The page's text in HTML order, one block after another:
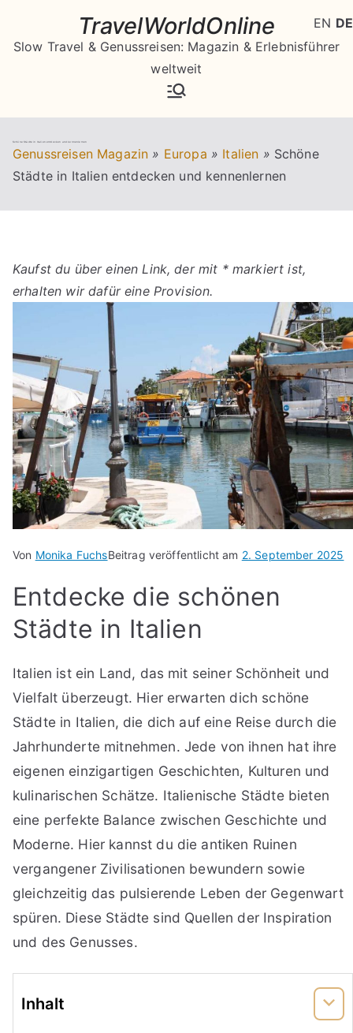
springen
TravelWorldOnline
Slow Travel & Genussreisen: Magazin & Erlebnisführer
weltweit
Schöne Städte in Italien entdecken und kennenlernen
Genussreisen Magazin » Europa » Italien » Schöne
Städte in Italien entdecken und kennenlernen
Kaufst du über einen Link, der mit * markiert ist,
erhalten wir dafür eine Provision.
Von Monika FuchsBeitrag veröffentlicht am 2. September 2025
Entdecke die schönen
Städte in Italien
Italien ist ein Land, das mit seiner Schönheit und
Vielfalt überzeugt. Hier erwarten dich schöne
Städte in Italien, die dich auf eine Reise durch die
Jahrhunderte mitnehmen. Jede von ihnen hat ihre
eigenen einzigartigen Geschichten, Kulturen und
kulinarischen Schätze. Italienische Städte bieten
eine perfekte Balance zwischen Geschichte und
Moderne. Hier kannst du die antiken Ruinen
vergangener Zivilisationen bewundern sowie
gleichzeitig das pulsierende Leben der Gegenwart
spüren. Diese Städte sind Quellen der Inspiration
und des Genusses.
Inhalt
EN DE